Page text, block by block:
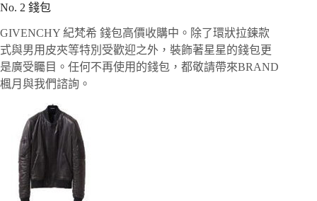
No. 2 錢包
GIVENCHY 紀梵希 錢包高價收購中。除了環狀拉鍊款
式與男用皮夾等特別受歡迎之外，裝飾著星星的錢包更
是廣受矚目。任何不再使用的錢包，都敬請帶來BRAND
楓月與我們諮詢。